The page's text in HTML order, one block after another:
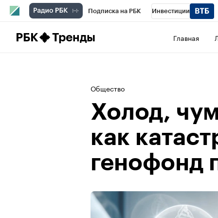
Подписка на РБК Инвестиции
РБК Тренды Главная
Общество
Холод,
как
генофонд